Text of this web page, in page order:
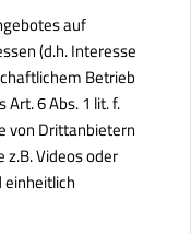
auf
(d.h. Interesse
Betrieb
6 Abs. 1 lit. f.
von Drittanbietern
z.B. Videos oder